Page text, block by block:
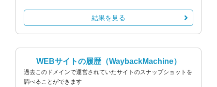
結果を見る
WEBサイトの履歴（WaybackMachine）
過去このドメインで運営されていたサイトのスナップショットを
調べることができます